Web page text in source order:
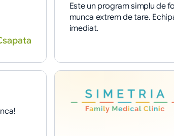
Este un program simplu de
munca extrem de tare.
imediat.